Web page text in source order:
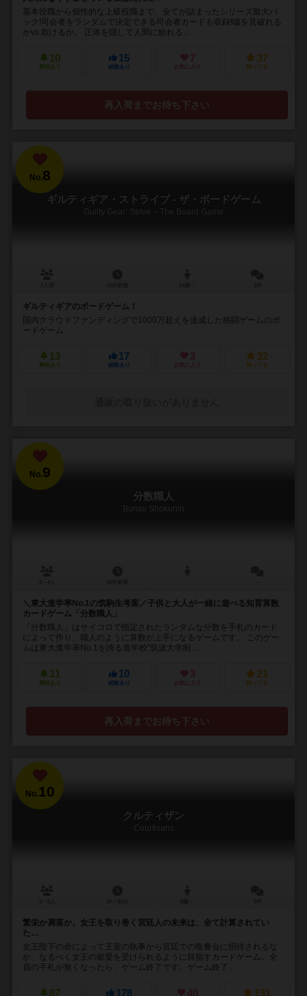
基本役職から個性的な上級役職まで、全てが詰まったシリーズ最大パ
ック!司会者をランダムで決定できる司会者カードも収録!噓を見破れる
かvs.欺けるか。 正体を隠して人間に紛れる...
10
興味あり
15
経験あり
7
お気に入り
37
持ってる
再入荷までお待ち下さい
No.8
ギルティギア・ストライブ - ザ・ボードゲーム
Guilty Gear: Strive – The Board Game
ギルティギアのボードゲーム！
国内クラウドファンディングで1000万超えを達成した格闘ゲームのボ
ードゲーム
13
興味あり
17
経験あり
3
お気に入り
32
持ってる
No.9
分数職人
Bunsu Shokunin
＼東大進学率No.1の筑駒生考案／子供と大人が一緒に遊べる知育算数
カードゲーム「分数職人」
「分数職人」はサイコロで指定されたランダムな分数を手札のカード
によって作り、職人のように算数が上手になるゲームです。 このゲー
ムは東大進学率No.1を誇る進学校”筑波大学附...
11
興味あり
10
経験あり
3
お気に入り
21
持ってる
再入荷までお待ち下さい
No. 10
クルティザン
Courtisans
繁栄か凋落か。女王を取り巻く宮廷人の未来は、全て計算されてい
た…
女王陛下の命によって王室の執事から宮廷での晩餐会に招待されるな
か、なるべく女王の寵愛を受けられるように目指すカードゲーム。全
員の手札が無くなったら、ゲーム終了です。ゲーム終了...
87 178 40 131